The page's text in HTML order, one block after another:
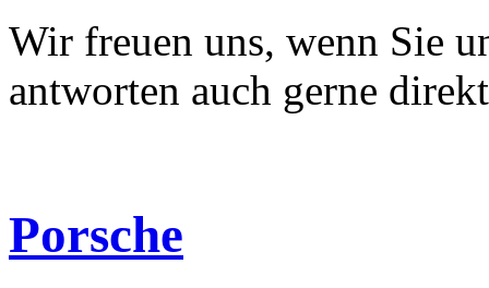
Wir freuen uns, wenn Sie
antworten auch gerne
Porsche